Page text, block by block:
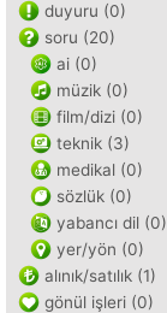
duyuru (0)
soru (20)
ai (0)
müzik (0)
film/dizi (0)
teknik (3)
medikal (0)
sözlük (0)
yabancı dil (0)
yer/yön (0)
alınık/satılık (1)
gönül işleri (0)